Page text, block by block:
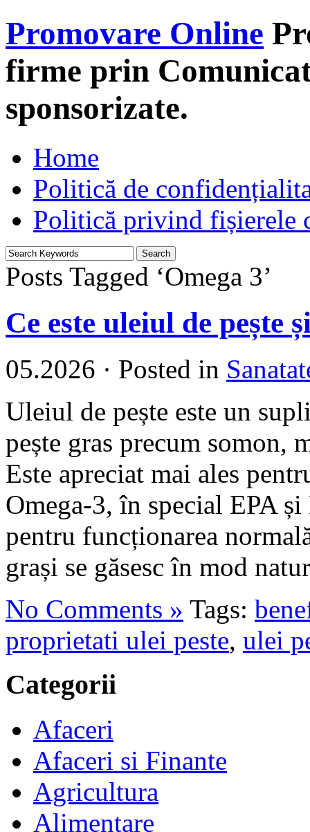
Promovare Online
firme prin
sponsorizate.
Home
Politică de
Politică privind fișierele
Posts Tagged ‘Omega 3’
Ce este uleiul de pește
05.2026 · Posted in
Uleiul de pește este un
pește gras precum somon,
Este apreciat mai ales
Omega-3, în special EPA
pentru funcționarea
grași se găsesc în mod
No Comments » Tags:
proprietati ulei peste, ulei
Categorii
Afaceri
Afaceri si Finante
Agricultura
Alimentare